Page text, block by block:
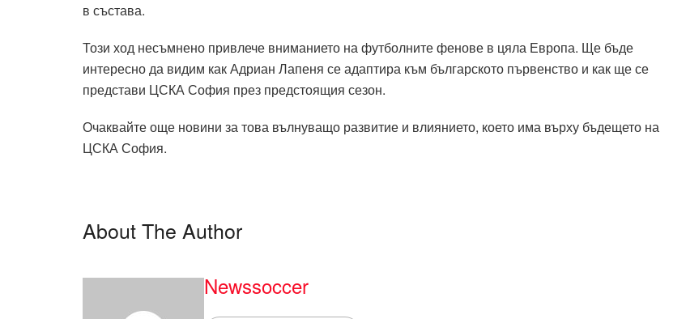
в състава.
Този ход несъмнено привлече вниманието на футболните фенове в цяла Европа. Ще бъде
интересно да видим как Адриан Лапеня се адаптира към българското първенство и как ще се
представи ЦСКА София през предстоящия сезон.
Очаквайте още новини за това вълнуващо развитие и влиянието, което има върху бъдещето на
ЦСКА София.
About The Author
Newssoccer